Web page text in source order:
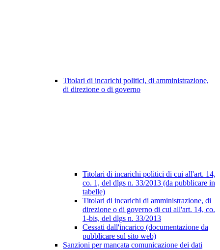
Titolari di incarichi politici, di amministrazione,
di direzione o di governo
Titolari di incarichi politici di cui all'art. 14,
co. 1, del dlgs n. 33/2013 (da pubblicare in
tabelle)
Titolari di incarichi di amministrazione, di
direzione o di governo di cui all'art. 14, co.
1-bis, del dlgs n. 33/2013
Cessati dall'incarico (documentazione da
pubblicare sul sito web)
Sanzioni per mancata comunicazione dei dati